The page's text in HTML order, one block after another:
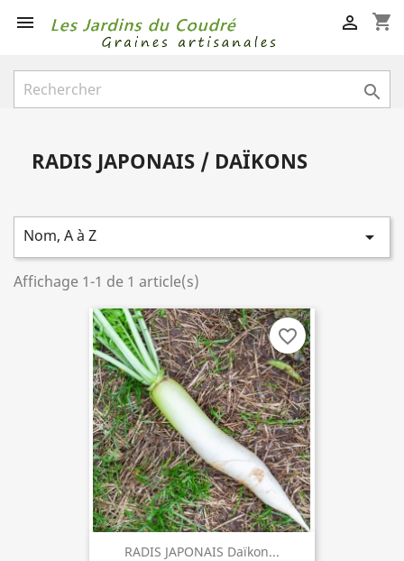
 shopping_cart


RADIS JAPONAIS / DAÏKONS
Nom, A à Z 
Affichage 1-1 de 1 article(s)
RADIS JAPONAIS Daïkon...
favorite_border